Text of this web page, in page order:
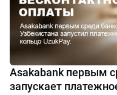
Asakabank первым
запускает